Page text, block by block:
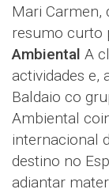
Mari Carmen,
resumo curto
Ambiental A
actividades e,
Baldaio co
Ambiental
internacional
destino no
adiantar